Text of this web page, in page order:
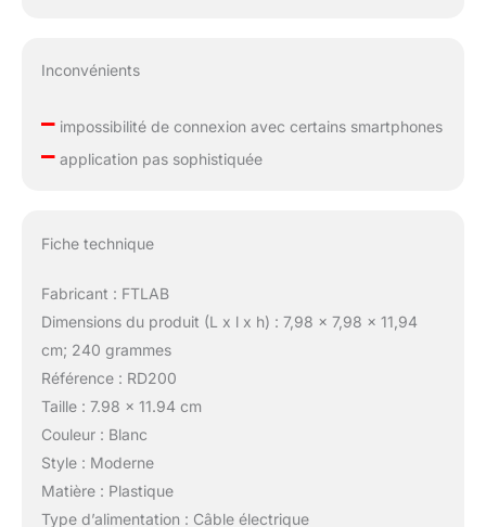
Inconvénients
–impossibilité de connexion avec certains smartphones
–application pas sophistiquée
Fiche technique
Fabricant : FTLAB
Dimensions du produit (L x l x h) : 7,98 x 7,98 x 11,94
cm; 240 grammes
Référence : RD200
Taille : 7.98 x 11.94 cm
Couleur : Blanc
Style : Moderne
Matière : Plastique
Type d’alimentation : Câble électrique